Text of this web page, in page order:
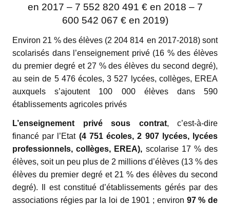
en 2017 – 7 552 820 491 € en 2018 – 7
600 542 067 € en 2019)
Environ 21 % des élèves (2 204 814 en 2017-2018) sont
scolarisés dans l’enseignement privé (16 % des élèves
du premier degré et 27 % des élèves du second degré),
au sein de 5 476 écoles, 3 527 lycées, collèges, EREA
auxquels s’ajoutent 100 000 élèves dans 590
établissements agricoles privés
L’enseignement privé sous contrat, c’est-à-dire
financé par l’Etat (4 751 écoles, 2 907 lycées, lycées
professionnels, collèges, EREA), scolarise 17 % des
élèves, soit un peu plus de 2 millions d’élèves (13 % des
élèves du premier degré et 21 % des élèves du second
degré). Il est constitué d’établissements gérés par des
associations régies par la loi de 1901 ; environ 97 % de